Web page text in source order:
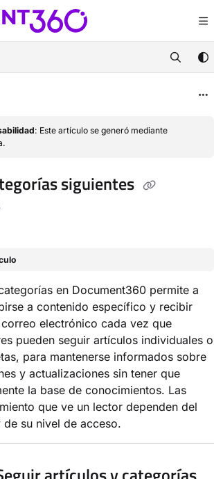
index at:https://docs.document360.com/
available pages before exploring further.
: Este artículo se generó mediante
siguientes
en Document360 permite a
a contenido específico y recibir
electrónico cada vez que
pueden seguir artículos individuales o
para mantenerse informados sobre
y actualizaciones sin tener que
la base de conocimientos. Las
que ve un lector dependen del
su nivel de acceso.